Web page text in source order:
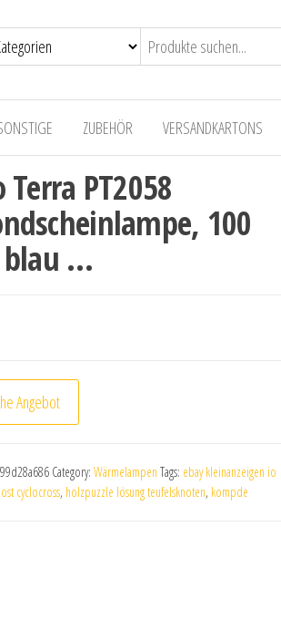
ZUBEHÖR VERSANDKARTONS
Terra PT2058
100
blau …
Angebot
Category: Wärmelampen Tags: ebay kleinanzeigen io
cyclocross, holzpuzzle lösung teufelsknoten, kompde